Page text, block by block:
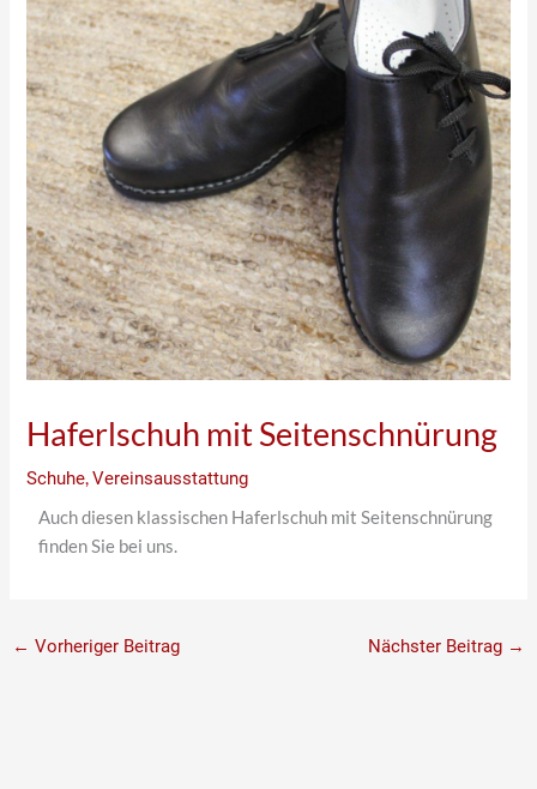
Haferlschuh mit Seitenschnürung
Schuhe,Vereinsausstattung
Auch diesen klassischen Haferlschuh mit Seitenschnürung
finden Sie bei uns.
← Vorheriger Beitrag Nächster Beitrag →